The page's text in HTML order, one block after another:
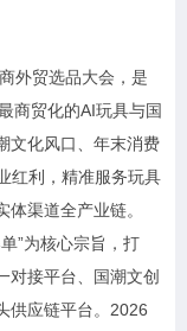
外贸选品大会，是
商贸化的AI玩具与国
文化风口、年末消费
红利，精准服务玩具
渠道全产业链。
”为核心宗旨，打
对接平台、国潮文创
供应链平台。2026